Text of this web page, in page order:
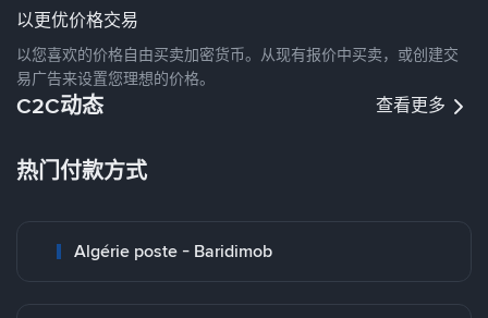
以更优价格交易
以您喜欢的价格自由买卖加密货币。从现有报价中买卖，或创建交
易广告来设置您理想的价格。
C2C动态 查看更多
热门付款方式
Algérie poste - Baridimob